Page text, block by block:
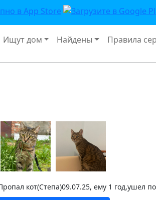
Ищут дом Найдены Правила
кот(Степа)09.07.25, ему 1 год,ушел